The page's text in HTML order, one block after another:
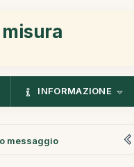
INFORMAZIONE
messaggio